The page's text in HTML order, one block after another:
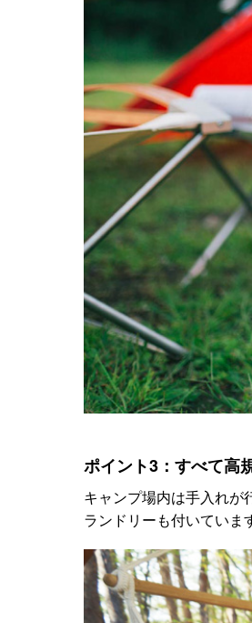
ポイント3：すべて高
キャンプ場内は手入れが
ランドリーも付いていま